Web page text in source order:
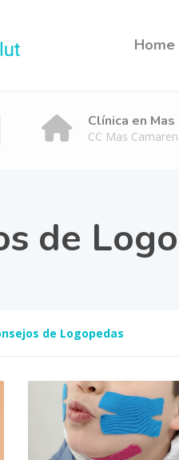
Home
Clínica en Mas
CC Mas
de
de Logopedas